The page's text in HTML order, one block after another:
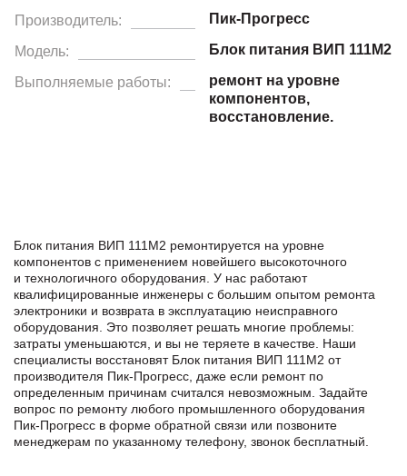
Производитель: Пик-Прогресс
Модель: Блок питания ВИП 111М2
Выполняемые работы:
ремонт на уровне
компонентов,
восстановление.
Блок питания ВИП 111М2 ремонтируется на уровне
компонентов с применением новейшего высокоточного
и технологичного оборудования. У нас работают
квалифицированные инженеры с большим опытом ремонта
электроники и возврата в эксплуатацию неисправного
оборудования. Это позволяет решать многие проблемы:
затраты уменьшаются, и вы не теряете в качестве. Наши
специалисты восстановят Блок питания ВИП 111М2 от
производителя Пик-Прогресс, даже если ремонт по
определенным причинам считался невозможным. Задайте
вопрос по ремонту любого промышленного оборудования
Пик-Прогресс в формe обратной связи или позвоните
менеджерам по указанному телефону, звонок бесплатный.